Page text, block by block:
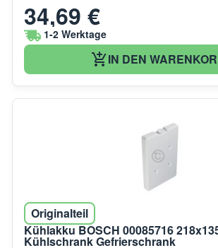
34,69 €
1-2 Werktage
IN DEN
Originalteil
Kühlakku BOSCH 00085716
Kühlschrank Gefrierschrank